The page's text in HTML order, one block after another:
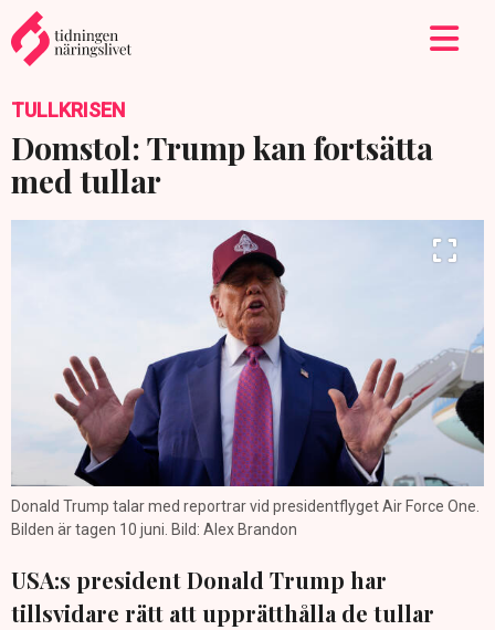
TULLKRISEN
Domstol: Trump kan fortsätta
med tullar
Donald Trump talar med reportrar vid presidentflyget Air Force One.
Bilden är tagen 10 juni. Bild: Alex Brandon
USA:s president Donald Trump har
tillsvidare rätt att upprätthålla de tullar